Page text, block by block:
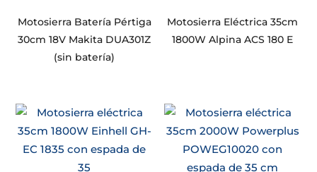
Motosierra Batería Pértiga
30cm 18V Makita DUA301Z
(sin batería)
Motosierra Eléctrica 35cm
1800W Alpina ACS 180 E